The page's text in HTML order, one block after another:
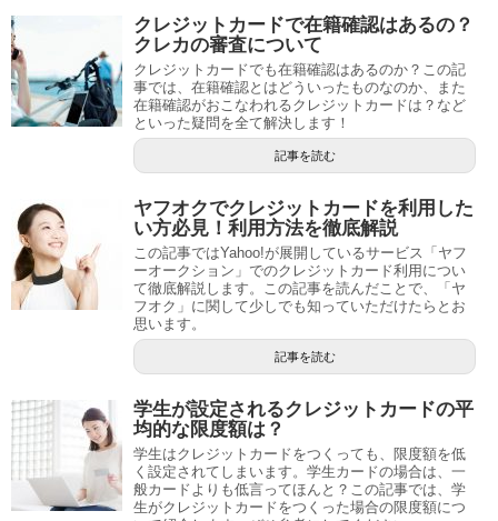
クレジットカードで在籍確認はあるの？
クレカの審査について
クレジットカードでも在籍確認はあるのか？この記
事では、在籍確認とはどういったものなのか、また
在籍確認がおこなわれるクレジットカードは？など
といった疑問を全て解決します！
記事を読む
ヤフオクでクレジットカードを利用した
い方必見！利用方法を徹底解説
この記事ではYahoo!が展開しているサービス「ヤフ
ーオークション」でのクレジットカード利用につい
て徹底解説します。この記事を読んだことで、「ヤ
フオク」に関して少しでも知っていただけたらとお
思います。
記事を読む
学生が設定されるクレジットカードの平
均的な限度額は？
学生はクレジットカードをつくっても、限度額を低
く設定されてしまいます。学生カードの場合は、一
般カードよりも低言ってほんと？この記事では、学
生がクレジットカードをつくった場合の限度額につ